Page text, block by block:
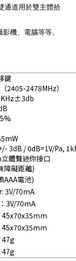
通道用於雙主體拾
機、電腦等等。
鍵
2405-2478MHz）
3dB / 0dB=1V/Pa,
體聲迷你接口
障礙距離)
AAA電池)
3V/70mA
3V/70mA
45x70x35mm
45x70x35mm
47g
47g